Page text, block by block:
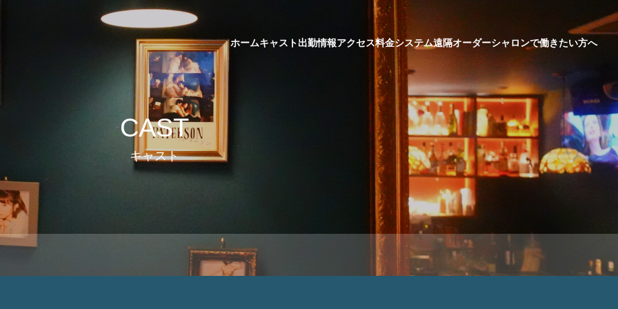
ホームキャスト出勤情報アクセス料金システム遠隔オーダーシャロンで働きたい方へ
CAST
キャスト